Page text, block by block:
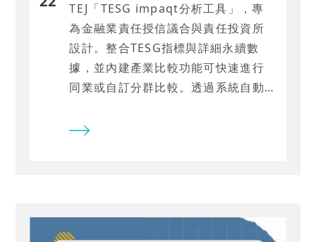
TEJ「TESG impaqt分析工具」，專
為金融業責任授信議合與責任投資所
設計。整合TESG指標與詳細永續數
據，並內建產業比較功能可快速進行
同業或自訂分群比較。透過系統自動
關鍵議合方向，極大化永續決策效